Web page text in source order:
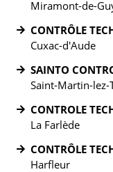
Miramont-de-
CONTRÔLE
Cuxac-d'Aude
SAINTO
Saint-Martin-lez-
CONTROLE
La Farlède
CONTRÔLE
Harfleur